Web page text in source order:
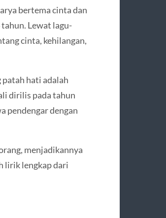
bertema cinta dan
Lewat lagu-
cinta, kehilangan,
patah hati adalah
dirilis pada tahun
pendengar dengan
menjadikannya
lirik lengkap dari